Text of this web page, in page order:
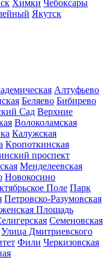
Химки Чебоксары
Якутск
Алтуфьево
Беляево Бибирево
Сад Верхние
Волоколамская
Калужская
Кропоткинская
проспект
Менделеевская
Новокосино
Поле Парк
Петровско-Разумовская
Площадь
Семеновская
Улица Дмитриевского
Фили Черкизовская